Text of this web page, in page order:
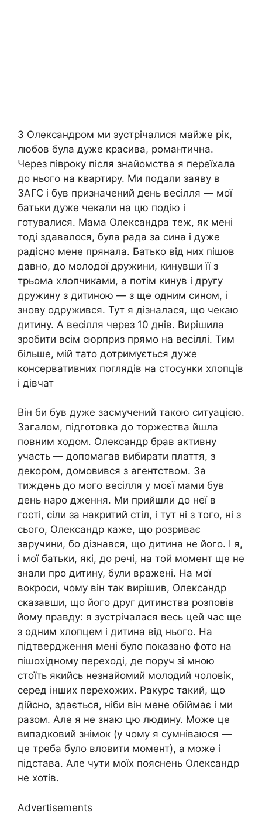
З Олександром ми зустрічалися майже рік,
любов була дуже красива, романтична.
Через півроку після знайомства я переїхала
до нього на квартиру. Ми подали заяву в
ЗАГС і був призначений день весілля — мої
батьки дуже чекали на цю подію і
готувалися. Мама Олександра теж, як мені
тоді здавалося, була рада за сина і дуже
радісно мене прянала. Батько від них пішов
давно, до молодої дружини, кинувши її з
трьома хлопчиками, а потім кинув і другу
дружину з дитиною — з ще одним сином, і
знову одружився. Тут я дізналася, що чекаю
дитину. А весілля через 10 днів. Вирішила
зробити всім сюрприз прямо на весіллі. Тим
більше, мій тато дотримується дуже
консервативних поглядів на стосунки хлопців
і дівчат
Він би був дуже засмучений такою ситуацією.
Загалом, підготовка до торжества йшла
повним ходом. Олександр брав активну
участь — допомагав вибирати плаття, з
декором, домовився з агентством. За
тиждень до мого весілля у моєї мами був
день наро дження. Ми прийшли до неї в
гості, сіли за накритий стіл, і тут ні з того, ні з
сього, Олександр каже, що розриває
заручини, бо дізнався, що дитина не його. І я,
і мої батьки, які, до речі, на той момент ще не
знали про дитину, були вражені. На мої
вокроси, чому він так вирішив, Олександр
сказавши, що його друг дитинства розповів
йому правду: я зустрічалася весь цей час ще
з одним хлопцем і дитина від нього. На
підтвердження мені було показано фото на
пішохідному переході, де поруч зі мною
стоїть якийсь незнайомий молодий чоловік,
серед інших перехожих. Ракурс такий, що
дійсно, здається, ніби він мене обіймає і ми
разом. Але я не знаю цю людину. Може це
випадковий знімок (у чому я сумніваюся —
це треба було вловити момент), а може і
підстава. Але чути моїх пояснень Олександр
не хотів.
Advertisements